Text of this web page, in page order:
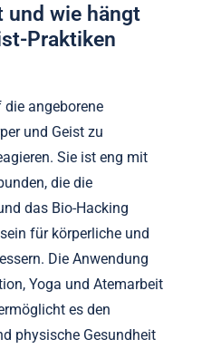
wie hängt
Praktiken
angeborene
und Geist zu
Sie ist eng mit
die die
das Bio-Hacking
für körperliche und
Die Anwendung
Yoga und Atemarbeit
es den
physische Gesundheit